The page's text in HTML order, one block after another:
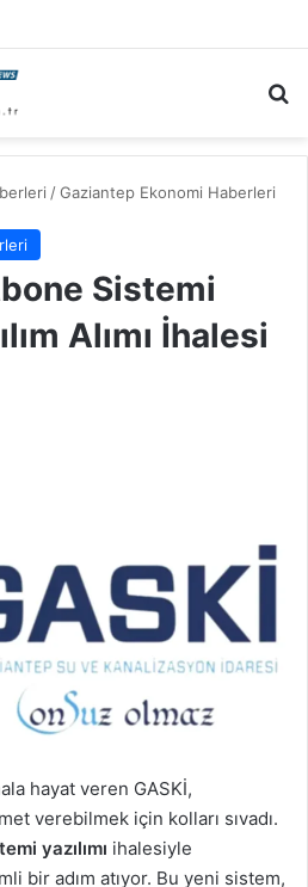
/Gaziantep Ekonomi Haberleri
Sistemi
Alımı İhalesi
hayat veren GASKİ,
verebilmek için kolları sıvadı.
yazılımı ihalesiyle
bir adım atıyor. Bu yeni sistem,